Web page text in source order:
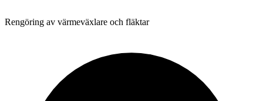
Rengöring av värmeväxlare och fläktar